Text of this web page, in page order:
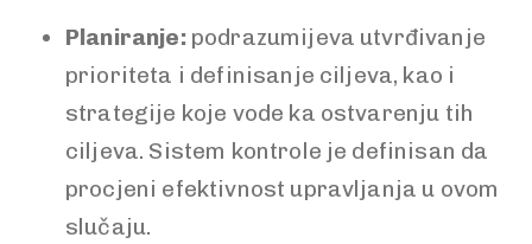
Planiranje:podrazumijeva utvrđivanje
prioriteta i definisanje ciljeva, kao i
strategije koje vode ka ostvarenju tih
ciljeva. Sistem kontrole je definisan da
procjeni efektivnost upravljanja u ovom
slučaju.